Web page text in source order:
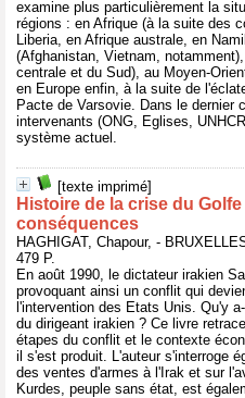
examine plus particulièrement la
régions : en Afrique (à la suite des
Liberia, en Afrique australe, en
(Afghanistan, Vietnam,
centrale et du Sud), au Moyen-
en Europe enfin, à la suite de
Pacte de Varsovie. Dans le dernier
intervenants (ONG, Eglises,
système actuel.
[texte imprimé]
Histoire de la crise du
conséquences
HAGHIGAT, Chapour, -
479 P.
En août 1990, le dictateur irakien
provoquant ainsi un conflit qui
l'intervention des Etats Unis. Qu'y
du dirigeant irakien ? Ce livre
étapes du conflit et le contexte
il s'est produit. L'auteur s'interroge
des ventes d'armes à l'Irak et sur
Kurdes, peuple sans état, est